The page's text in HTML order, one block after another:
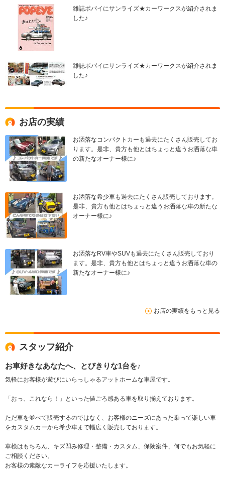
雑誌ポパイにサンライズ★カーワークスが紹介されま
した♪
雑誌ポパイにサンライズ★カーワークスが紹介されま
した♪
お店の実績
お洒落なコンパクトカーも過去にたくさん販売してお
ります。是非、貴方も他とはちょっと違うお洒落な車
の新たなオーナー様に♪
お洒落な希少車も過去にたくさん販売しております。
是非、貴方も他とはちょっと違うお洒落な車の新たな
オーナー様に♪
お洒落なRV車やSUVも過去にたくさん販売しており
ます。是非、貴方も他とはちょっと違うお洒落な車の
新たなオーナー様に♪
お店の実績をもっと見る
スタッフ紹介
お車好きなあなたへ、とびきりな1台を♪
気軽にお客様が遊びにいらっしゃるアットホームな車屋です。
「おっ、これなら！」といった値ごろ感ある車を取り揃えております。
ただ車を並べて販売するのではなく、お客様のニーズにあった乗って楽しい車
をカスタムカーから希少車まで幅広く販売しております。
車検はもちろん、キズ凹み修理・整備・カスタム、保険案件、何でもお気軽に
ご相談ください。
お客様の素敵なカーライフを応援いたします。